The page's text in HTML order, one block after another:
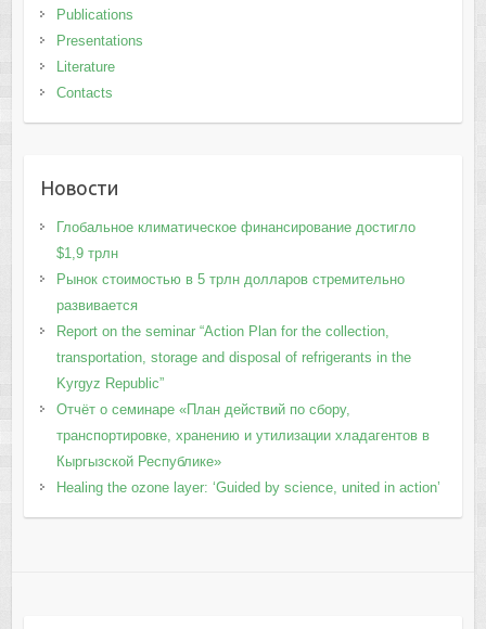
Publications
Presentations
Literature
Contacts
Новости
Глобальное климатическое финансирование достигло
$1,9 трлн
Рынок стоимостью в 5 трлн долларов стремительно
развивается
Report on the seminar “Action Plan for the collection,
transportation, storage and disposal of refrigerants in the
Kyrgyz Republic”
Отчёт о семинаре «План действий по сбору,
транспортировке, хранению и утилизации хладагентов в
Кыргызской Республике»
Healing the ozone layer: ‘Guided by science, united in action’